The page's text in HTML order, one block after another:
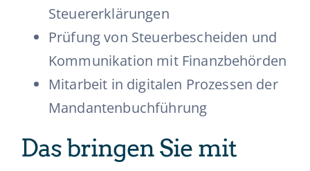
Steuererklärungen
Prüfung von Steuerbescheiden und
Kommunikation mit Finanzbehörden
Mitarbeit in digitalen Prozessen der
Mandantenbuchführung
Das bringen Sie mit